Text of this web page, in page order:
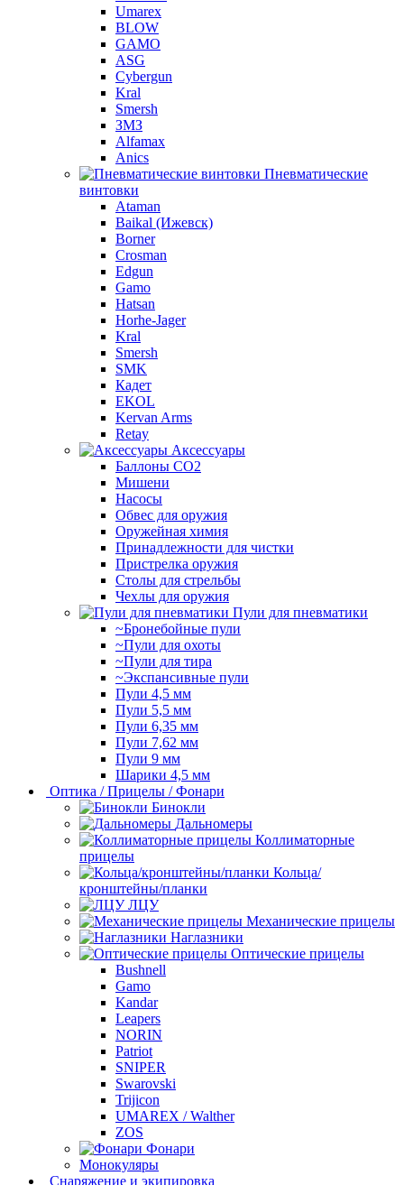
Umarex
BLOW
GAMO
ASG
Cybergun
Kral
Smersh
ЗМЗ
Alfamax
Anics
Пневматические
винтовки
Ataman
Baikal (Ижевск)
Borner
Crosman
Edgun
Gamo
Hatsan
Horhe-Jager
Kral
Smersh
SMK
Кадет
EKOL
Kervan Arms
Retay
Аксессуары
Баллоны СО2
Мишени
Насосы
Обвес для оружия
Оружейная химия
Принадлежности для чистки
Пристрелка оружия
Столы для стрельбы
Чехлы для оружия
Пули для пневматики
~Бронебойные пули
~Пули для охоты
~Пули для тира
~Экспансивные пули
Пули 4,5 мм
Пули 5,5 мм
Пули 6,35 мм
Пули 7,62 мм
Пули 9 мм
Шарики 4,5 мм
Оптика / Прицелы / Фонари
Бинокли
Дальномеры
Коллиматорные
прицелы
Кольца/
кронштейны/планки
ЛЦУ
Механические прицелы
Наглазники
Оптические прицелы
Bushnell
Gamo
Kandar
Leapers
NORIN
Patriot
SNIPER
Swarovski
Trijicon
UMAREX / Walther
ZOS
Фонари
Монокуляры
Снаряжение и экипировка